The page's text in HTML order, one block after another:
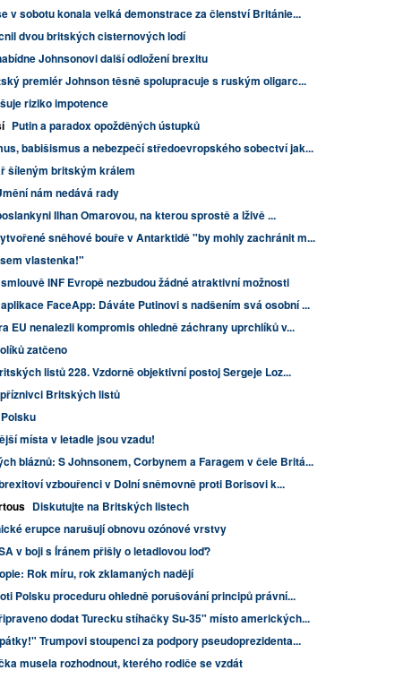
v sobotu konala velká demonstrace za členství Británie...
dvou britských cisternových lodí
Johnsonovi další odložení brexitu
premiér Johnson těsně spolupracuje s ruským oligarc...
riziko impotence
Putin a paradox opožděných ústupků
babišismus a nebezpečí středoevropského sobectví jak...
šíleným britským králem
nám nedává rady
Ilhan Omarovou, na kterou sprostě a lživě ...
sněhové bouře v Antarktidě "by mohly zachránit m...
vlastenka!"
INF Evropě nezbudou žádné atraktivní možnosti
FaceApp: Dáváte Putinovi s nadšením svá osobní ...
EU nenalezli kompromis ohledně záchrany uprchlíků v...
zatčeno
listů 228. Vzdorně objektivní postoj Sergeje Loz...
Britských listů
místa v letadle jsou vzadu!
bláznů: S Johnsonem, Corbynem a Faragem v čele Britá...
vzbouřenci v Dolní sněmovně proti Borisovi k...
Diskutujte na Britských listech
erupce narušují obnovu ozónové vrstvy
v boji s Íránem přišly o letadlovou loď?
Rok míru, rok zklamaných nadějí
Polsku proceduru ohledně porušování principů právní...
dodat Turecku stíhačky Su-35" místo amerických...
Trumpovi stoupenci za podpory pseudoprezidenta...
musela rozhodnout, kterého rodiče se vzdát